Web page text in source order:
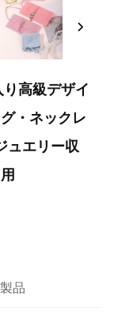
高級デザイ
・ネックレ
ュエリー収
品